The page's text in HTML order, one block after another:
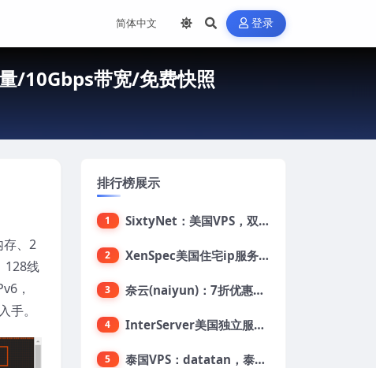
登录
/10Gbps带宽/免费快照
存、2
128线
，
。
排行榜展示
1 SixtyNet：美国VPS，双ISP类住宅IP(AT&T)，CN2 GIA网络，超高DDoS防御，$14/月，2G内存/2核/40gSSD/5T流量/10Gbps带宽
2 XenSpec美国住宅ip服务器：美国家用ip/无限流量/10Gbps独享带宽/449美元/月起，支持支付宝
3 奈云(naiyun)：7折优惠，低至34元/月，洛杉矶/香港机房，三网CN2 GIA/CUII/高防保护，解锁Chatgpt/Tiktok
4 InterServer美国独立服务器：AMD RYZEN 3600X处理器，75美元/月，送40美元
5 泰国VPS：datatan，泰国不限流量VPS，$33/月，4G内存/3核/60gSSD